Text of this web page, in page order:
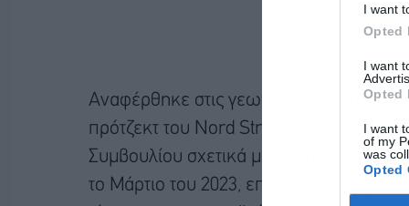
I want
Opted
I want
Opted
I want
of my
was
Opted
Αναφέρθηκε στις γεωπολιτικής
πρότζεκτ του Nord Stream 2, ενώ
Συμβουλίου σχετικά με την
το Μάρτιο του 2023, επεσήμανε πως